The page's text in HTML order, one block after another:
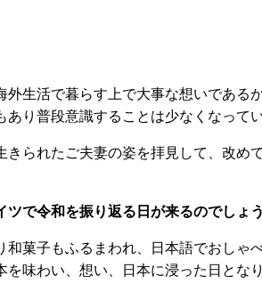
外生活で暮らす上で大事な想いである
り普段意識することは少なくなってい
られたご夫妻の姿を拝見して、改め
で令和を振り返る日が来るのでしょ
菓子もふるまわれ、日本語でおしゃべ
味わい、想い、日本に浸った日となり